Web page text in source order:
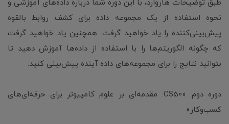
طبق توضیحات هاروارد، با این دوره شما درباره داده‌های آموزشی و
نحوه استفاده از یک مجموعه داده برای کشف روابط بالقوه
پیش‌بینی‌کننده را یاد خواهید گرفت. همچنین یاد خواهید گرفت
که چگونه الگوریتم‌ها را با استفاده از داده‌ها آموزش دهید تا
بتوانید نتایج را برای مجموعه‌های داده آینده پیش‌بینی کنید.
دوره دوم: «CS50: مقدمه‌ای بر علوم کامپیوتر برای حرفه‌ای‌های
کسب‌وکار»